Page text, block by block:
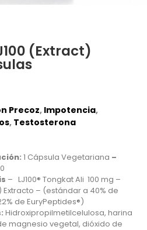
(Extract)
Precoz, Impotencia,
, Testosterona
1 Cápsula Vegetariana –
– LJ100® Tongkat Ali 100 mg –
Extracto – (estándar a 40% de
de EuryPeptides®)
Hidroxipropilmetilcelulosa, harina
magnesio vegetal, dióxido de